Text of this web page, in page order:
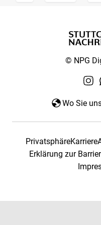
© NPG
Wo Sie
PrivatsphäreKarriere
Erklärung zur